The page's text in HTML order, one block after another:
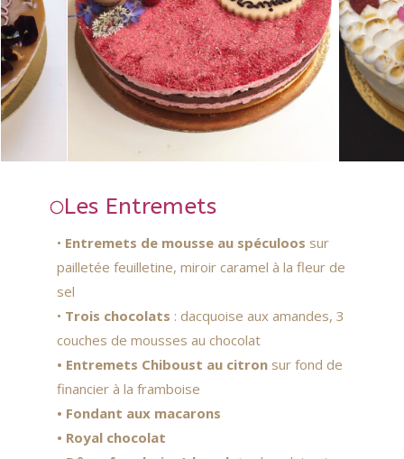
Les Entremets
• Entremets de mousse au spéculoos sur
pailletée feuilletine, miroir caramel à la fleur de
sel
• Trois chocolats : dacquoise aux amandes, 3
couches de mousses au chocolat
• Entremets Chiboust au citronsur fond de
financier à la framboise
• Fondant aux macarons
• Royal chocolat